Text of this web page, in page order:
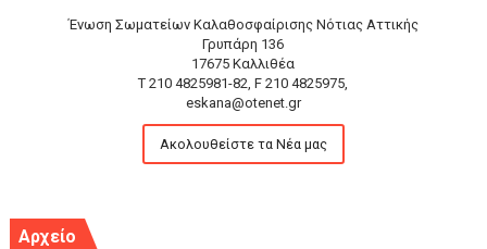
Ένωση Σωματείων Καλαθοσφαίρισης Νότιας Αττικής
Γρυπάρη 136
17675 Καλλιθέα
T 210 4825981-82, F 210 4825975,
eskana@otenet.gr
Ακολουθείστε τα Νέα μας
Αρχείο